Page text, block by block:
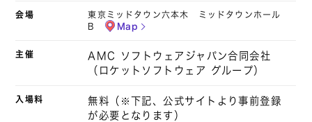
会場
東京ミッドタウン六本木 ミッドタウンホール
B
Map
主催
AMC ソフトウェアジャパン合同会社
（ロケットソフトウェア グループ）
入場料
無料（※下記、公式サイトより事前登録
が必要となります）